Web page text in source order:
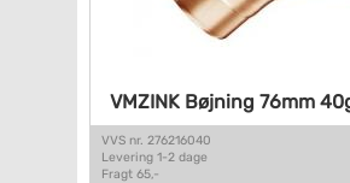
VMZINK Bøjning 76mm
VVS nr. 276216040
Levering 1-2 dage
Fragt 65,-